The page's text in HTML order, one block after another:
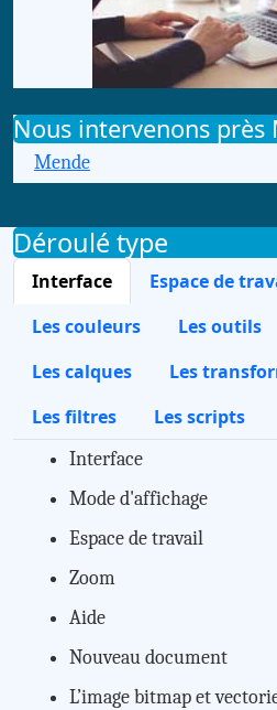
Nous intervenons près
Mende
Déroulé type
Interface Espace de
Les couleurs
Les outils
Les calques
Les
Les filtres
Les scripts
Interface
Mode d'affichage
Espace de travail
Zoom
Aide
Nouveau document
L’image bitmap et